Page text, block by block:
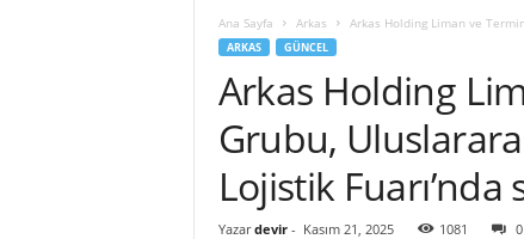
Ana Sayfa Arkas Arkas Holding Liman ve
ARKAS GÜNCEL
Arkas Holding
Grubu,
Lojistik
Yazar devir- Kasım 21, 2025 1081 0